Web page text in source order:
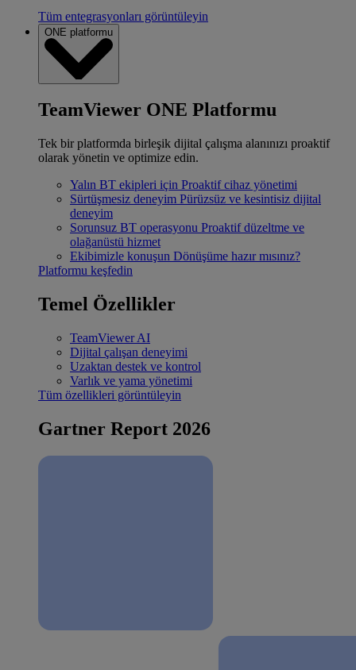
Tüm entegrasyonları görüntüleyin
ONE platformu
TeamViewer ONE Platformu
Tek bir platformda birleşik dijital çalışma alanınızı proaktif
olarak yönetin ve optimize edin.
Yalın BT ekipleri için Proaktif cihaz yönetimi
Sürtüşmesiz deneyim Pürüzsüz ve kesintisiz dijital
deneyim
Sorunsuz BT operasyonu Proaktif düzeltme ve
olağanüstü hizmet
Ekibimizle konuşun Dönüşüme hazır mısınız?
Platformu keşfedin
Temel Özellikler
TeamViewer AI
Dijital çalışan deneyimi
Uzaktan destek ve kontrol
Varlık ve yama yönetimi
Tüm özellikleri görüntüleyin
Gartner Report 2026